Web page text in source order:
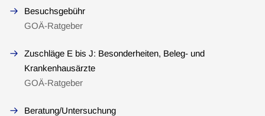
Besuchsgebühr
GOÄ-Ratgeber
Zuschläge E bis J: Besonderheiten, Beleg- und
Krankenhausärzte
GOÄ-Ratgeber
Beratung/Untersuchung